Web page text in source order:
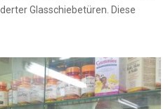
Glasschiebetüren. Diese